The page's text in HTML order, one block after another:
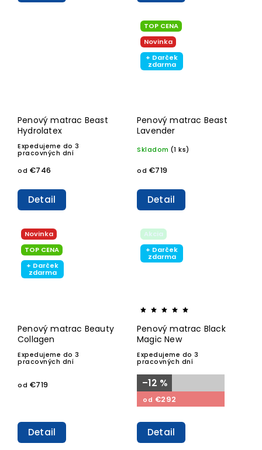
Penový matrac Beast
Hydrolatex
Expedujeme do 3
pracovných dní
od €746
Detail
TOP CENA
Novinka
+ Darček
zdarma
Penový matrac Beast
Lavender
Skladom (1 ks)
od €719
Detail
Novinka
TOP CENA
+ Darček
zdarma
Penový matrac Beauty
Collagen
Expedujeme do 3
pracovných dní
od €719
Detail
Akcia
+ Darček
zdarma
Penový matrac Black
Magic New
Expedujeme do 3
pracovných dní
–12 %
od €292
Detail